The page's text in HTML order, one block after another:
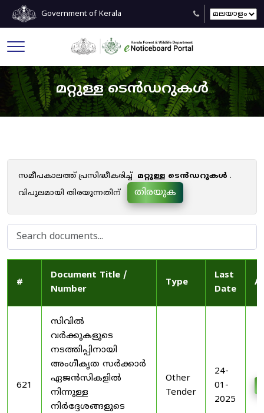
Government of Kerala
മറ്റുള്ള ടെൻഡറുകൾ
സമീപകാലത്ത് പ്രസിദ്ധീകരിച്ച് മറ്റുള്ള ടെൻഡറുകൾ .
വിപുലമായി തിരയുന്നതിന്
തിരയുക
#
Document Title /
Number
Type
Last
Date
621
സിവിൽ
വർക്കുകളുടെ
നടത്തിപ്പിനായി
അംഗീകൃത സർക്കാർ
ഏജൻസികളിൽ
നിന്നുള്ള
നിർദ്ദേശങ്ങളുടെ
Other
Tender
24-
01-
2025